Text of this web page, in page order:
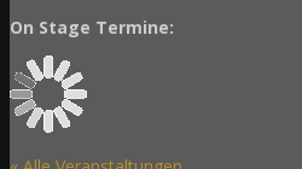
On Stage Termine: